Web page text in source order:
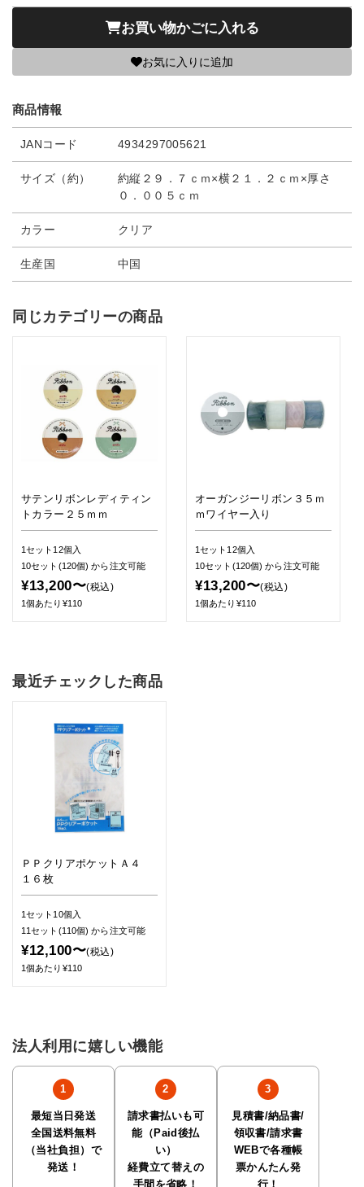
お買い物かごに入れる
お気に入りに追加
商品情報
JANコード 4934297005621
サイズ（約）
約縦２９．７ｃｍ×横２１．２ｃｍ×厚さ
０．００５ｃｍ
カラー クリア
生産国 中国
同じカテゴリーの商品
サテンリボンレディティン
トカラー２５ｍｍ
1セット12個入
10セット(120個)から注文可能
¥13,200〜(税込)
1個あたり¥110
オーガンジーリボン３５ｍ
ｍワイヤー入り
1セット12個入
10セット(120個)から注文可能
¥13,200〜(税込)
1個あたり¥110
最近チェックした商品
ＰＰクリアポケットＡ４
１６枚
1セット10個入
11セット(110個)から注文可能
¥12,100〜(税込)
1個あたり¥110
法人利用に嬉しい機能
最短当日発送
全国送料無料
（当社負担）で
発送！
請求書払いも可
能（Paid後払
い）
経費立て替えの
手間を省略！
見積書/納品書/
領収書/請求書
WEBで各種帳
票かんたん発
行！